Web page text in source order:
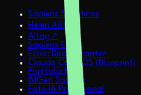
Sapiens Sintéticos
Helen Ailith
AItag ↗
Sapiens Echo
Echo: Book Chapter
Claude Code OS (Blueprint)
Portfolio Pitch
IMGen Sapiens
Foto IA Profissional